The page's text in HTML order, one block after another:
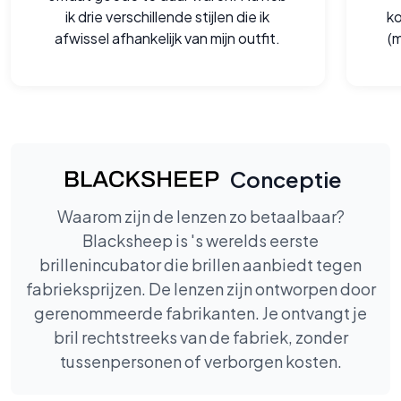
ik drie verschillende stijlen die ik
afwissel afhankelijk van mijn outfit.
Conceptie
Waarom zijn de lenzen zo betaalbaar?
Blacksheep is 's werelds eerste
brillenincubator die brillen aanbiedt tegen
fabrieksprijzen. De lenzen zijn ontworpen door
gerenommeerde fabrikanten. Je ontvangt je
bril rechtstreeks van de fabriek, zonder
tussenpersonen of verborgen kosten.